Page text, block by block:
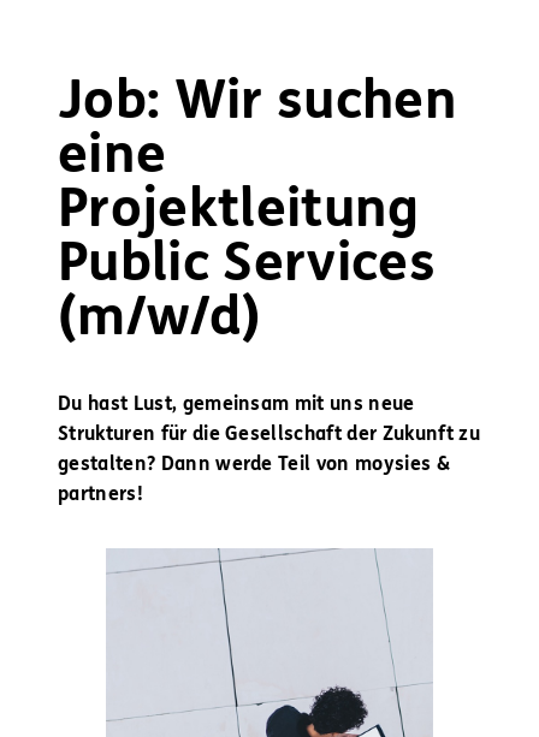
Job: Wir suchen
eine
Projektleitung
Public Services
(m/w/d)
Du hast Lust, gemeinsam mit uns neue
Strukturen für die Gesellschaft der Zukunft zu
gestalten? Dann werde Teil von moysies &
partners!